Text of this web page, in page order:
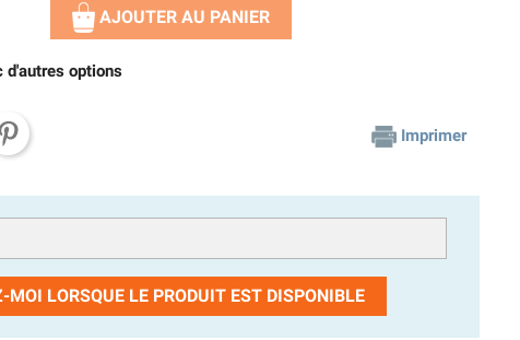
AJOUTER AU PANIER
d'autres options
Imprimer
MOI LORSQUE LE PRODUIT EST DISPONIBLE